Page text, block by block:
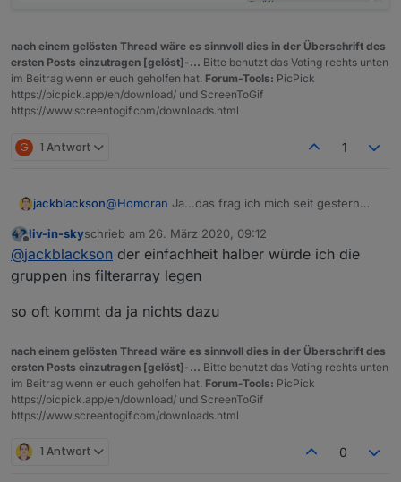
nach einem gelösten Thread wäre es sinnvoll dies in der Überschrift des
ersten Posts einzutragen [gelöst]-... Bitte benutzt das Voting rechts unten
im Beitrag wenn er euch geholfen hat. Forum-Tools: PicPick
https://picpick.app/en/download/ und ScreenToGif
https://www.screentogif.com/downloads.html
G 1 Antwort 1
jackblackson@Homoran Ja...das frag ich mich seit gestern
Homematic neu gestartet, die Heizgruppe
gelöscht...aber bei mir sieht es momentan so
aus:
Offline
liv-in-skyschrieb am 26. März 2020, 09:12
zuletzt editiert von
@jackblackson der einfachheit halber würde ich die
gruppen ins filterarray legen
so oft kommt da ja nichts dazu
nach einem gelösten Thread wäre es sinnvoll dies in der Überschrift des
ersten Posts einzutragen [gelöst]-... Bitte benutzt das Voting rechts unten
im Beitrag wenn er euch geholfen hat. Forum-Tools: PicPick
https://picpick.app/en/download/ und ScreenToGif
https://www.screentogif.com/downloads.html
1 Antwort 0